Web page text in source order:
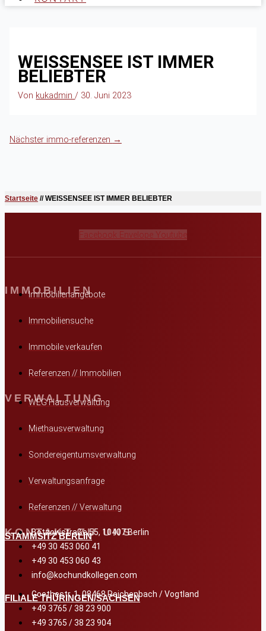
WEISSENSEE IST IMMER
BELIEBTER
Von kukadmin/ 30. Juni 2023
Nächster immo-referenzen →
Startseite //WEISSENSEE IST IMMER BELIEBTER
Facebook Envelope Youtube
IMMOBILIEN
Immobilienangebote
Immobiliensuche
Immobile verkaufen
Referenzen // Immobilien
VERWALTUNG
WEG Hausverwaltung
Miethausverwaltung
Sondereigentumsverwaltung
Verwaltungsanfrage
Referenzen // Verwaltung
KONTAKT ZU UNS
STAMMSITZ BERLIN
Bötzowstraße 55, 10407 Berlin
+49 30 453 060 41
+49 30 453 060 43
info@kochundkollegen.com
FILIALE THÜRINGEN/SACHSEN
Goethestr. 1, 08468 Reichenbach / Vogtland
+49 3765 / 38 23 900
+49 3765 / 38 23 904